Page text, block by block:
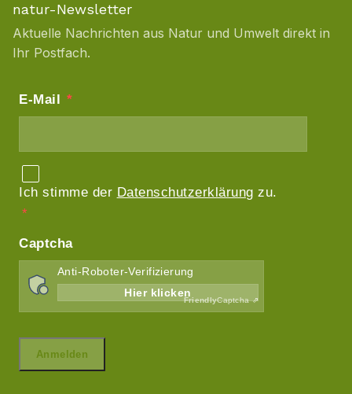
natur-Newsletter
Aktuelle Nachrichten aus Natur und Umwelt direkt in
Ihr Postfach.